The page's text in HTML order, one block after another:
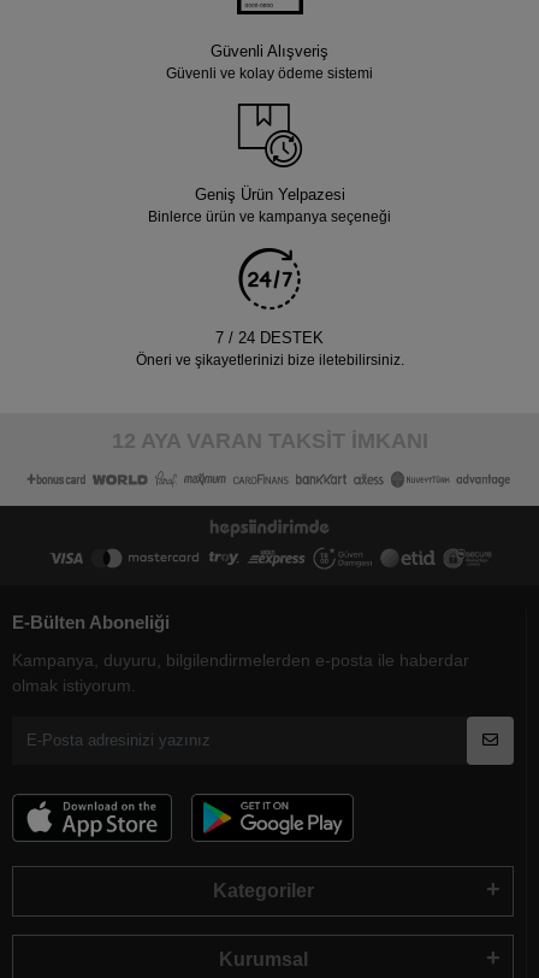
Güvenli Alışveriş
Güvenli ve kolay ödeme sistemi
Geniş Ürün Yelpazesi
Binlerce ürün ve kampanya seçeneği
7 / 24 DESTEK
Öneri ve şikayetlerinizi bize iletebilirsiniz.
12 AYA VARAN TAKSİT İMKANI
E-Bülten Aboneliği
Kampanya, duyuru, bilgilendirmelerden e-posta ile haberdar
olmak istiyorum.
Kategoriler
Kurumsal